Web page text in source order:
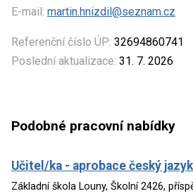
E-mail: martin.hnizdil@seznam.cz
Referenční číslo ÚP: 32694860741
Poslední aktualizace: 31. 7. 2026
Podobné pracovní nabídky
Učitel/ka - aprobace český
Základní škola Louny, Školní 2426,